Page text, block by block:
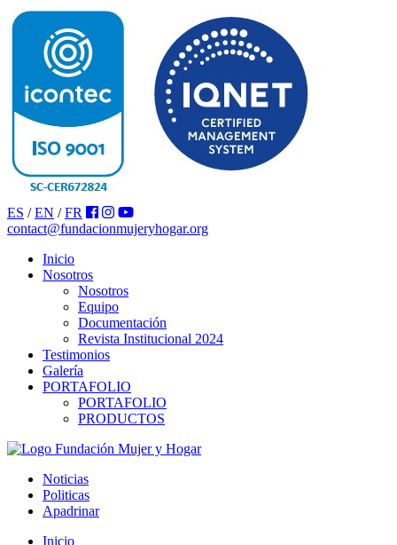
ES / EN / FR
contact@fundacionmujeryhogar.org
Inicio
Nosotros
Nosotros
Equipo
Documentación
Revista Institucional 2024
Testimonios
Galería
PORTAFOLIO
PORTAFOLIO
PRODUCTOS
Noticias
Politicas
Apadrinar
Inicio